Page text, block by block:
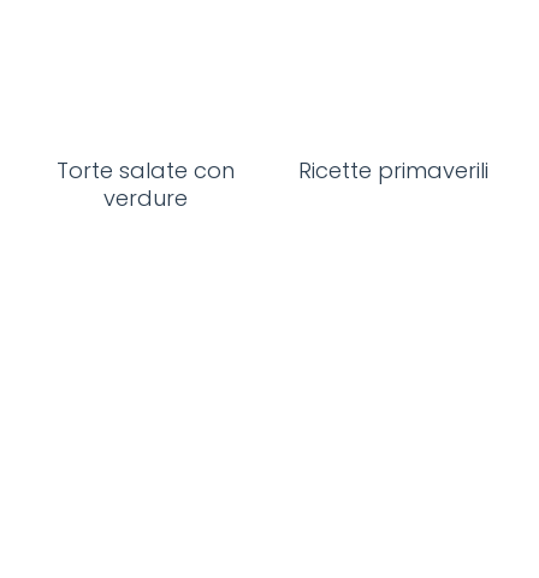
Torte salate con
verdure
Ricette primaverili